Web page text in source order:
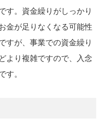
す。資金繰りがしっかり
金が足りなくなる可能性
すが、事業での資金繰り
より複雑ですので、入念
す。